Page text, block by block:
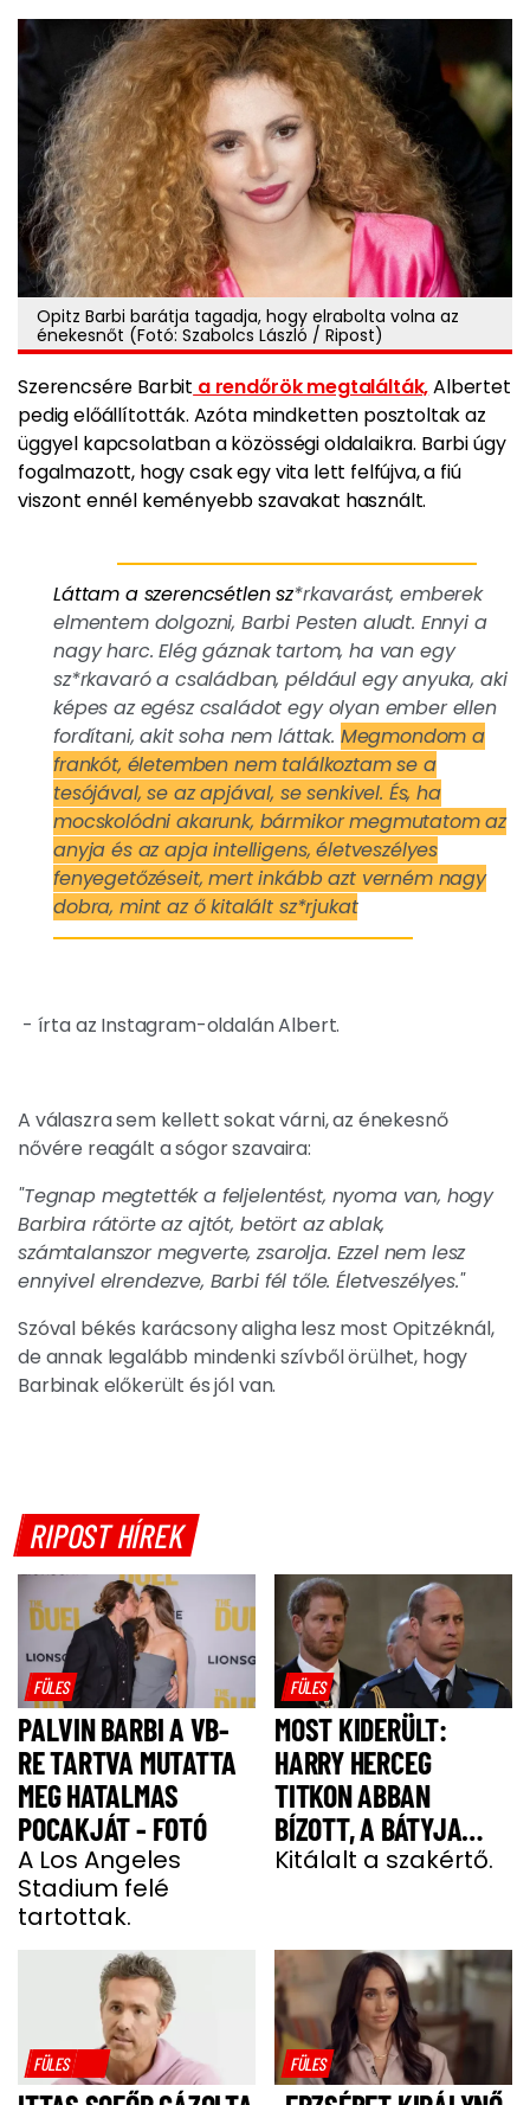
Opitz Barbi barátja tagadja, hogy elrabolta volna az
énekesnőt (Fotó: Szabolcs László / Ripost)
Szerencsére Barbit a rendőrök megtalálták,Albertet
pedig előállították. Azóta mindketten posztoltak az
üggyel kapcsolatban a közösségi oldalaikra. Barbi úgy
fogalmazott, hogy csak egy vita lett felfújva, a fiú
viszont ennél keményebb szavakat használt.
Láttam a szerencsétlen sz*rkavarást, emberek
elmentem dolgozni, Barbi Pesten aludt. Ennyi a
nagy harc. Elég gáznak tartom, ha van egy
sz*rkavaró a családban, például egy anyuka, aki
képes az egész családot egy olyan ember ellen
fordítani, akit soha nem láttak. Megmondom a
frankót, életemben nem találkoztam se a
tesójával, se az apjával, se senkivel. És, ha
mocskolódni akarunk, bármikor megmutatom az
anyja és az apja intelligens, életveszélyes
fenyegetőzéseit, mert inkább azt verném nagy
dobra, mint az ő kitalált sz*rjukat
- írta az Instagram-oldalán Albert.
A válaszra sem kellett sokat várni, az énekesnő
nővére reagált a sógor szavaira:
"Tegnap megtették a feljelentést, nyoma van, hogy
Barbira rátörte az ajtót, betört az ablak,
számtalanszor megverte, zsarolja. Ezzel nem lesz
ennyivel elrendezve, Barbi fél tőle. Életveszélyes."
Szóval békés karácsony aligha lesz most Opitzéknál,
de annak legalább mindenki szívből örülhet, hogy
Barbinak előkerült és jól van.
RIPOST HÍREK
FÜLES
PALVIN BARBI A VB-
RE TARTVA MUTATTA
MEG HATALMAS
POCAKJÁT - FOTÓ
A Los Angeles
Stadium felé
tartottak.
FÜLES
MOST KIDERÜLT:
HARRY HERCEG
TITKON ABBAN
BÍZOTT, A BÁTYJA
KÖNYÖRÖGNI FOG NEKI
Kitálalt a szakértő.
FÜLES FÜLES